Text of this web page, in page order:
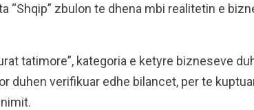
“Shqip” zbulon te dhena mbi realitetin e
tatimore”, kategoria e ketyre bizneseve
duhen verifikuar edhe bilancet, per te